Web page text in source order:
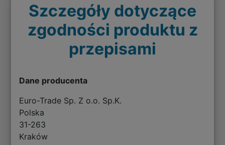
Szczegóły dotyczące
zgodności produktu z
przepisami
Dane producenta
Euro-Trade Sp. Z o.o. Sp.K.
Polska
31-263
Kraków